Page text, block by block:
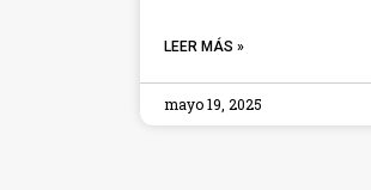
LEER MÁS »
mayo 19, 2025